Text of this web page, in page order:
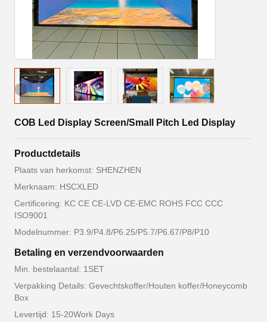
COB Led Display Screen/Small Pitch Led Display
Productdetails
Plaats van herkomst: SHENZHEN
Merknaam: HSCXLED
Certificering: KC CE CE-LVD CE-EMC ROHS FCC CCC
ISO9001
Modelnummer: P3.9/P4.8/P6.25/P5.7/P6.67/P8/P10
Betaling en verzendvoorwaarden
Min. bestelaantal: 1SET
Verpakking Details: Gevechtskoffer/Houten koffer/Honeycomb
Box
Levertijd: 15-20Work Days